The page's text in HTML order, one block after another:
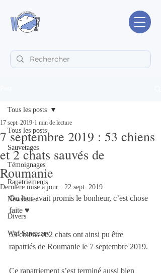
Tous les posts
Sauvetages
Témoignages
Rapatriements
Newsletter
Divers
Wof Sanctuary
Tous les posts
7 septembre 2019 : 53 chiens
et 2 chats sauvés de
Roumanie
17 sept. 2019 1 min de lecture
Dernière mise à jour : 22 sept. 2019
On leur avait promis le bonheur, c’est chose
faite ♥️
53 chiens et 2 chats ont ainsi pu être
rapatriés de Roumanie le 7 septembre 2019.
Ce rapatriement s’est terminé aussi bien